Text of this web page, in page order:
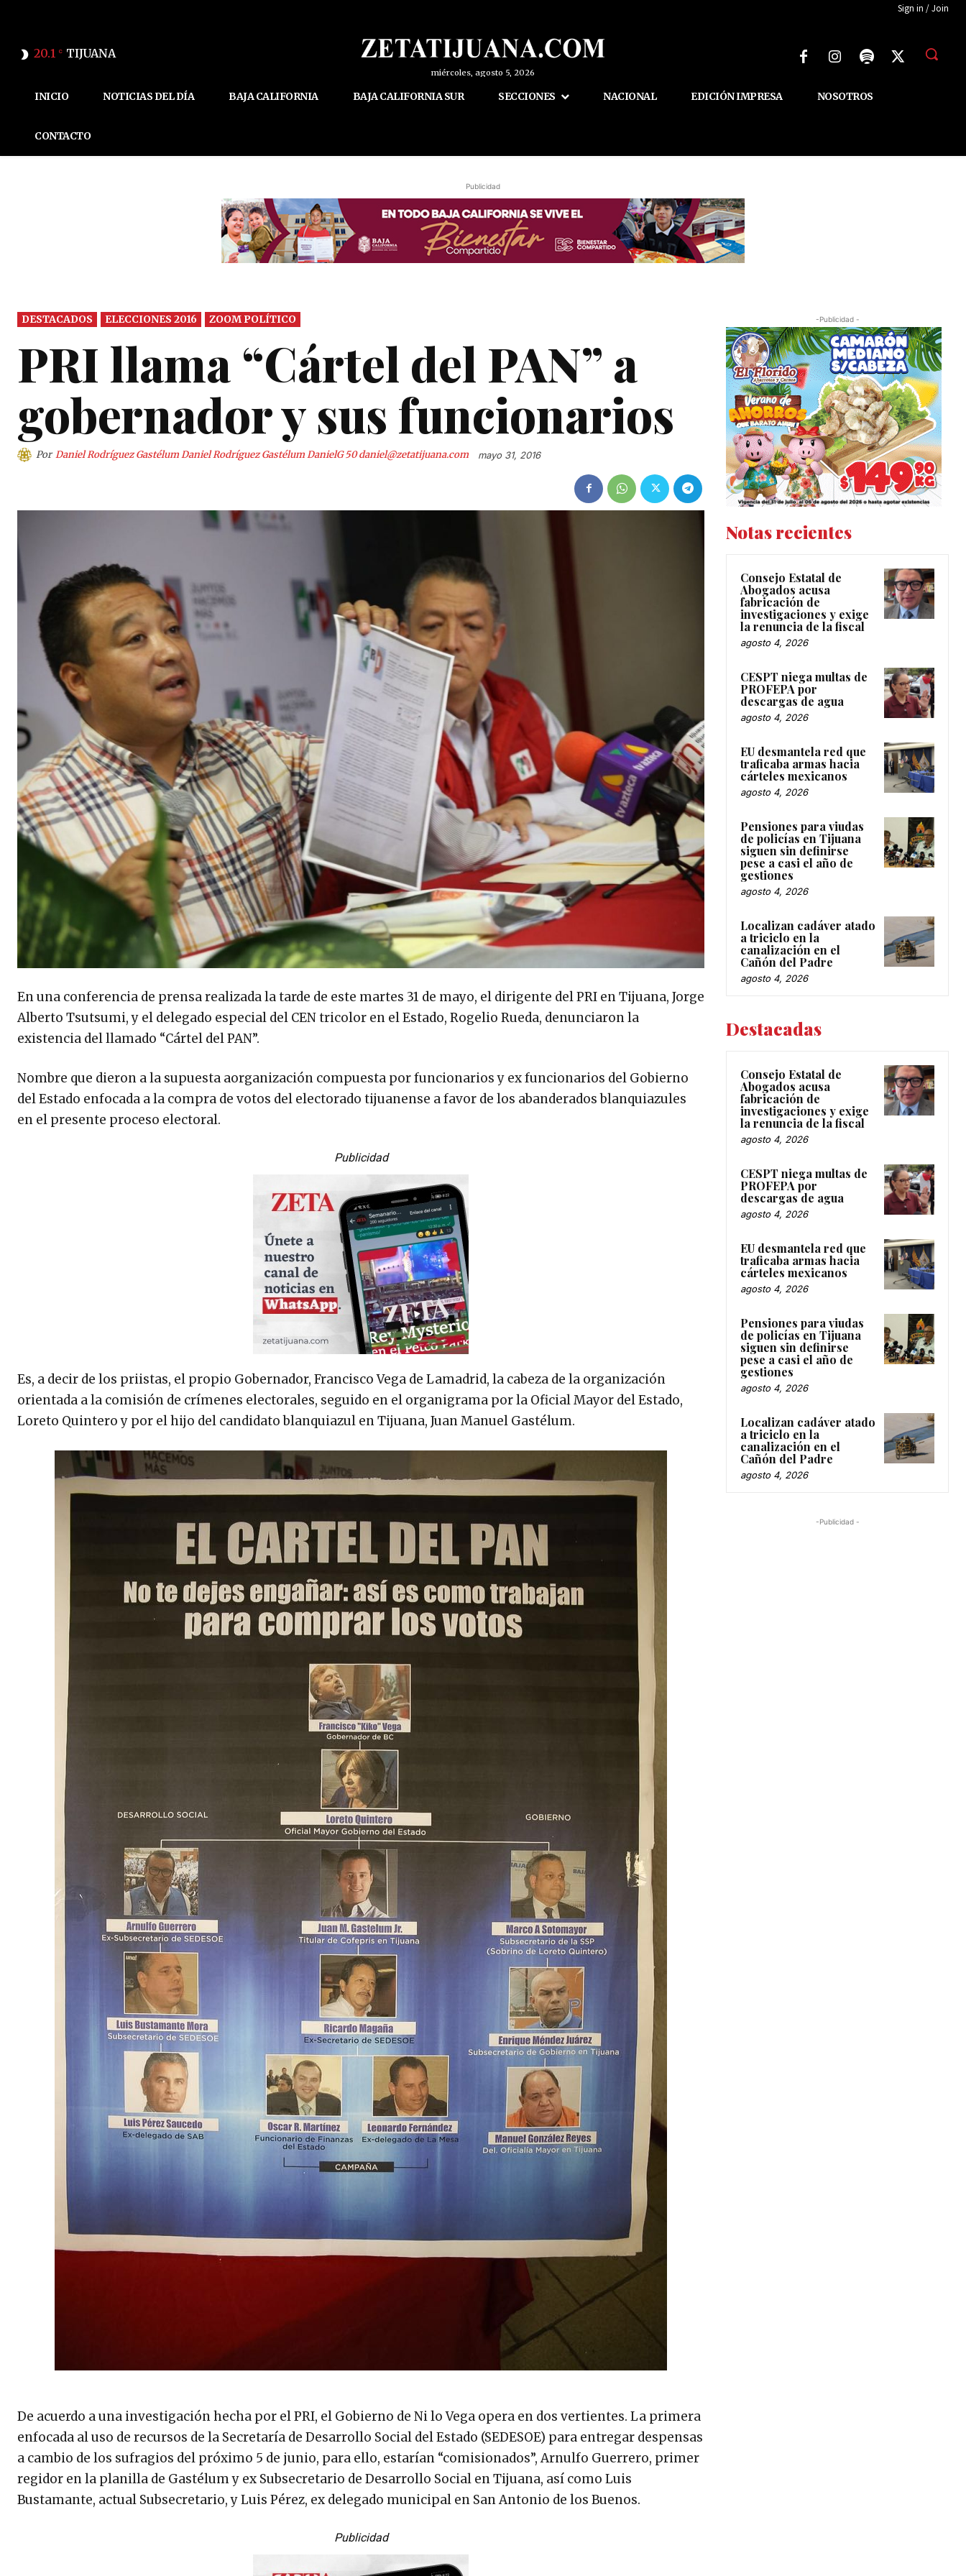
Sign in / Join
20.1 C TIJUANA
miércoles, agosto 5, 2026
INICIO NOTICIAS DEL DÍA BAJA CALIFORNIA BAJA CALIFORNIA SUR SECCIONES NACIONAL EDICIÓN IMPRESA NOSOTROS
CONTACTO
Publicidad
DESTACADOS ELECCIONES 2016 ZOOM POLÍTICO
PRI llama “Cártel del PAN” a
gobernador y sus funcionarios
Por Daniel Rodríguez Gastélum Daniel Rodríguez Gastélum DanielG 50daniel@zetatijuana.com mayo 31, 2016
En una conferencia de prensa realizada la tarde de este martes 31 de mayo, el dirigente del PRI en Tijuana, Jorge
Alberto Tsutsumi, y el delegado especial del CEN tricolor en el Estado, Rogelio Rueda, denunciaron la
existencia del llamado “Cártel del PAN”.
Nombre que dieron a la supuesta aorganización compuesta por funcionarios y ex funcionarios del Gobierno
del Estado enfocada a la compra de votos del electorado tijuanense a favor de los abanderados blanquiazules
en el presente proceso electoral.
Publicidad
Es, a decir de los priistas, el propio Gobernador, Francisco Vega de Lamadrid, la cabeza de la organización
orientada a la comisión de crímenes electorales, seguido en el organigrama por la Oficial Mayor del Estado,
Loreto Quintero y por el hijo del candidato blanquiazul en Tijuana, Juan Manuel Gastélum.
De acuerdo a una investigación hecha por el PRI, el Gobierno de Ni lo Vega opera en dos vertientes. La primera
enfocada al uso de recursos de la Secretaría de Desarrollo Social del Estado (SEDESOE) para entregar despensas
a cambio de los sufragios del próximo 5 de junio, para ello, estarían “comisionados”, Arnulfo Guerrero, primer
regidor en la planilla de Gastélum y ex Subsecretario de Desarrollo Social en Tijuana, así como Luis
Bustamante, actual Subsecretario, y Luis Pérez, ex delegado municipal en San Antonio de los Buenos.
Publicidad
-Publicidad -
Notas recientes
Consejo Estatal de
Abogados acusa
fabricación de
investigaciones y exige
la renuncia de la fiscal
agosto 4, 2026
CESPT niega multas de
PROFEPA por
descargas de agua
agosto 4, 2026
EU desmantela red que
traficaba armas hacia
cárteles mexicanos
agosto 4, 2026
Pensiones para viudas
de policías en Tijuana
siguen sin definirse
pese a casi el año de
gestiones
agosto 4, 2026
Localizan cadáver atado
a triciclo en la
canalización en el
Cañón del Padre
agosto 4, 2026
Destacadas
Consejo Estatal de
Abogados acusa
fabricación de
investigaciones y exige
la renuncia de la fiscal
agosto 4, 2026
CESPT niega multas de
PROFEPA por
descargas de agua
agosto 4, 2026
EU desmantela red que
traficaba armas hacia
cárteles mexicanos
agosto 4, 2026
Pensiones para viudas
de policías en Tijuana
siguen sin definirse
pese a casi el año de
gestiones
agosto 4, 2026
Localizan cadáver atado
a triciclo en la
canalización en el
Cañón del Padre
agosto 4, 2026
-Publicidad -